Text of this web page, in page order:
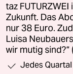
taz
Zukunft. Das
nur 38 Euro.
Luisa
wir mutig
Jedes